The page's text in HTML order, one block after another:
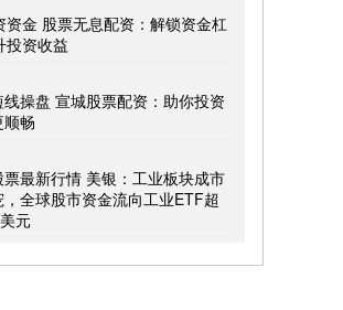
资金 股票无息配资：解锁资金杠
投资收益
线操盘 宣城股票配资：助你投资
顺畅
最新行情 美银：工业板块成市
全球股市资金流向工业ETF超
元